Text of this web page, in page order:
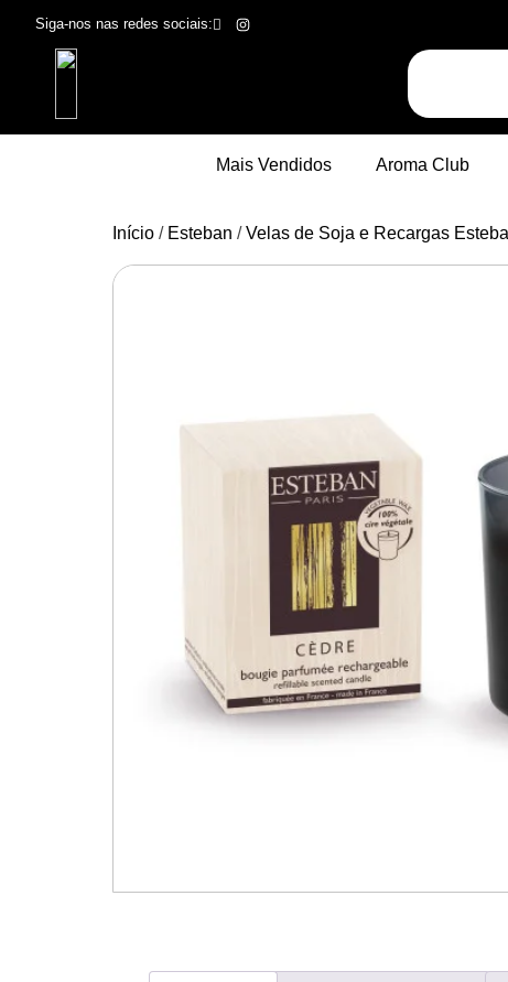
Siga-nos nas redes sociais:
Mais Vendidos Aroma Club
Início / Esteban /Velas de Soja e Recargas